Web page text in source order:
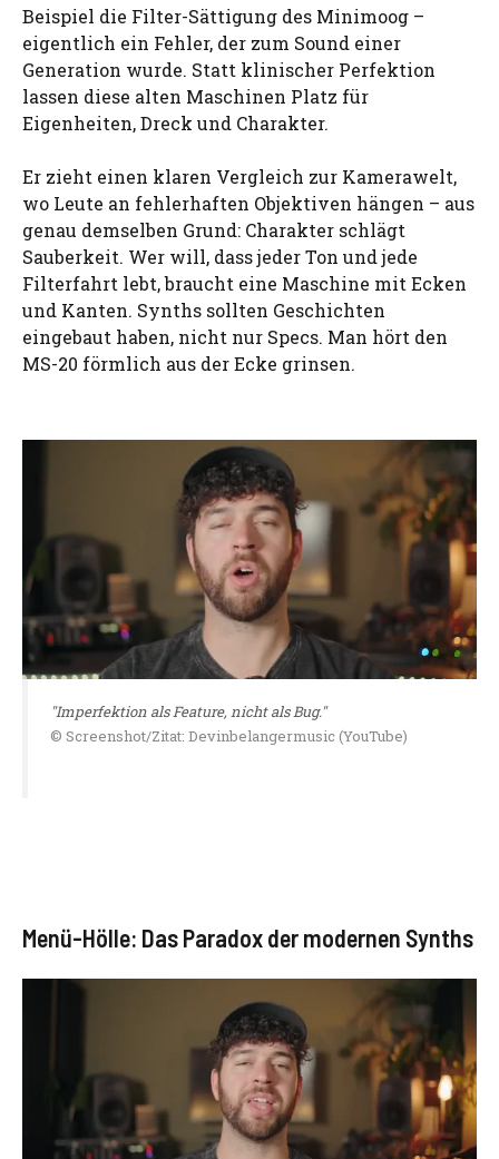
Beispiel die Filter-Sättigung des Minimoog –
eigentlich ein Fehler, der zum Sound einer
Generation wurde. Statt klinischer Perfektion
lassen diese alten Maschinen Platz für
Eigenheiten, Dreck und Charakter.
Er zieht einen klaren Vergleich zur Kamerawelt,
wo Leute an fehlerhaften Objektiven hängen – aus
genau demselben Grund: Charakter schlägt
Sauberkeit. Wer will, dass jeder Ton und jede
Filterfahrt lebt, braucht eine Maschine mit Ecken
und Kanten. Synths sollten Geschichten
eingebaut haben, nicht nur Specs. Man hört den
MS-20 förmlich aus der Ecke grinsen.
"Imperfektion als Feature, nicht als Bug."
© Screenshot/Zitat: Devinbelangermusic (YouTube)
Menü-Hölle: Das Paradox der modernen Synths